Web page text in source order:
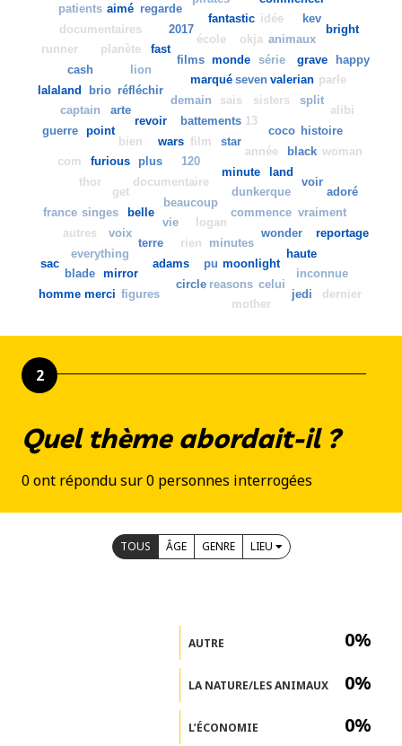
film
120
battements
minute
documentaire
demain
star
wars
sais
dunkerque
plus
revoir
année
beaucoup
réfléchir
marqué
sisters
commence
seven
belle
bien
lion
coco
land
logan
vie
films monde
get
série
wonder
valerian
13
voix
arte
furious
planète
minutes
black
fast
rien
singes
terre
point
école animaux
brio
grave
okja
split
voir
haute
documentaires
everything
histoire
moonlight
thor
vraiment
2017
adams
autres
captain
cash
fantastic idée
inconnue
kev
mirror
parle
patients regarde
reportage
woman
reasons
blade
bright
com
france
guerre
lalaland
runner
adoré
aimé
alibi
celui
circle
dernier
figures
happy
homme jedi
merci
mother
pu
sac
2
Quel thème abordait-il ?
0 ont répondu sur 0 personnes interrogées
TOUS ÂGE GENRE LIEU
0%
0%
0%
AUTRE
LA NATURE/LES ANIMAUX
L’ÉCONOMIE